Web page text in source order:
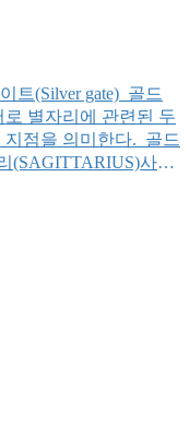
트(Silver gate) 골드
별자리에 관련된 두
지점을 의미한다. 골드
(SAGITTARIUS)사이